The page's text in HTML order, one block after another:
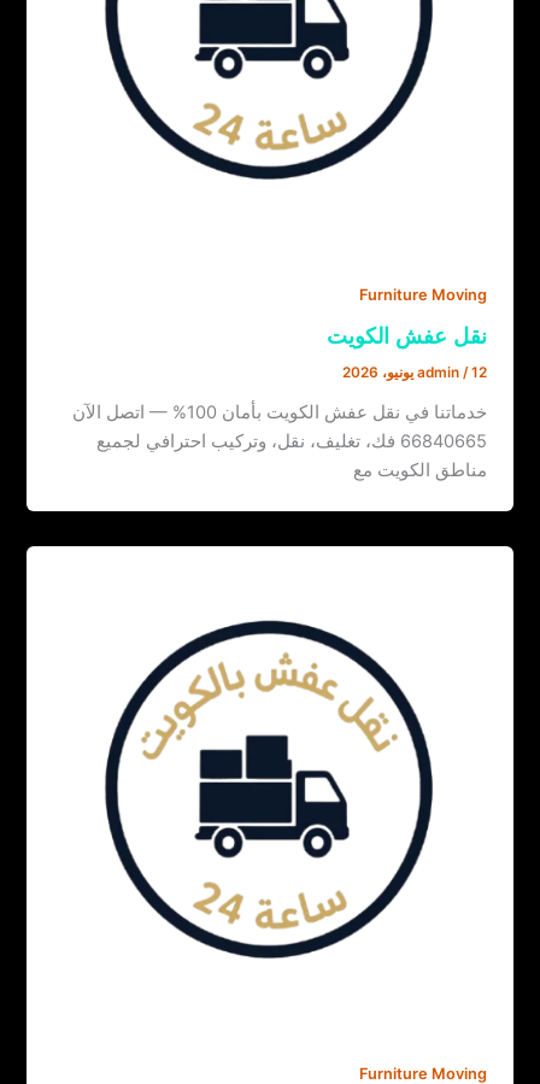
Furniture Moving
نقل عفش الكويت
admin /12 يونيو، 2026
خدماتنا في نقل عفش الكويت بأمان 100% — اتصل الآن
66840665 فك، تغليف، نقل، وتركيب احترافي لجميع
مناطق الكويت مع
Furniture Moving